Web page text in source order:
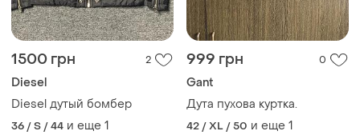
1500 грн 2
Diesel
Diesel дутый бомбер
36 / S / 44 и еще 1
999 грн 0
Gant
Дута пухова куртка.
42 / XL / 50 и еще 1